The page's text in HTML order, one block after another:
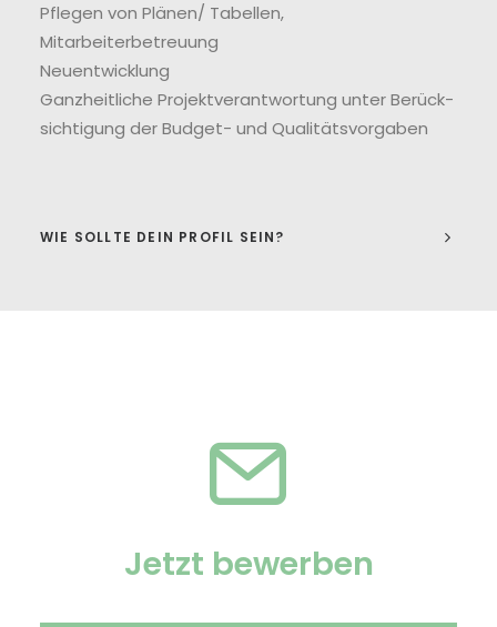
Pflegen von Plänen/ Tabellen,
Mitarbeiterbetreuung
Neuentwicklung
Ganzheitliche Projekt­ver­ant­wortung unter Berück­
sichtigung der Budget- und Qualitäts­vorgaben
WIE SOLLTE DEIN PROFIL SEIN?
Jetzt bewerben